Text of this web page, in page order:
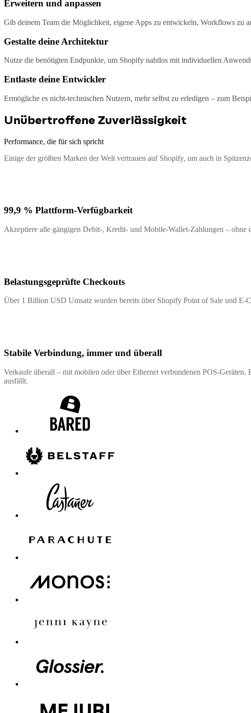
Erweitern und anpassen
Gib deinem Team die Möglichkeit, eigene Apps zu entwickeln, Workflows zu
Gestalte deine Architektur
Nutze die benötigten Endpunkte, um Shopify nahtlos mit individuellen
Entlaste deine Entwickler
Ermögliche es nicht-technischen Nutzern, mehr selbst zu erledigen – zum
Unübertroffene Zuverlässigkeit
Performance, die für sich spricht
Einige der größten Marken der Welt vertrauen auf Shopify, um auch in
99,9 % Plattform-Verfügbarkeit
Akzeptiere alle gängigen Debit-, Kredit- und Mobile-Wallet-Zahlungen – ohne
Belastungsgeprüfte Checkouts
Über 1 Billion USD Umsatz wurden bereits über Shopify Point of Sale und
Stabile Verbindung, immer und überall
Verkaufe überall – mit mobilen oder über Ethernet verbundenen POS-
ausfällt.